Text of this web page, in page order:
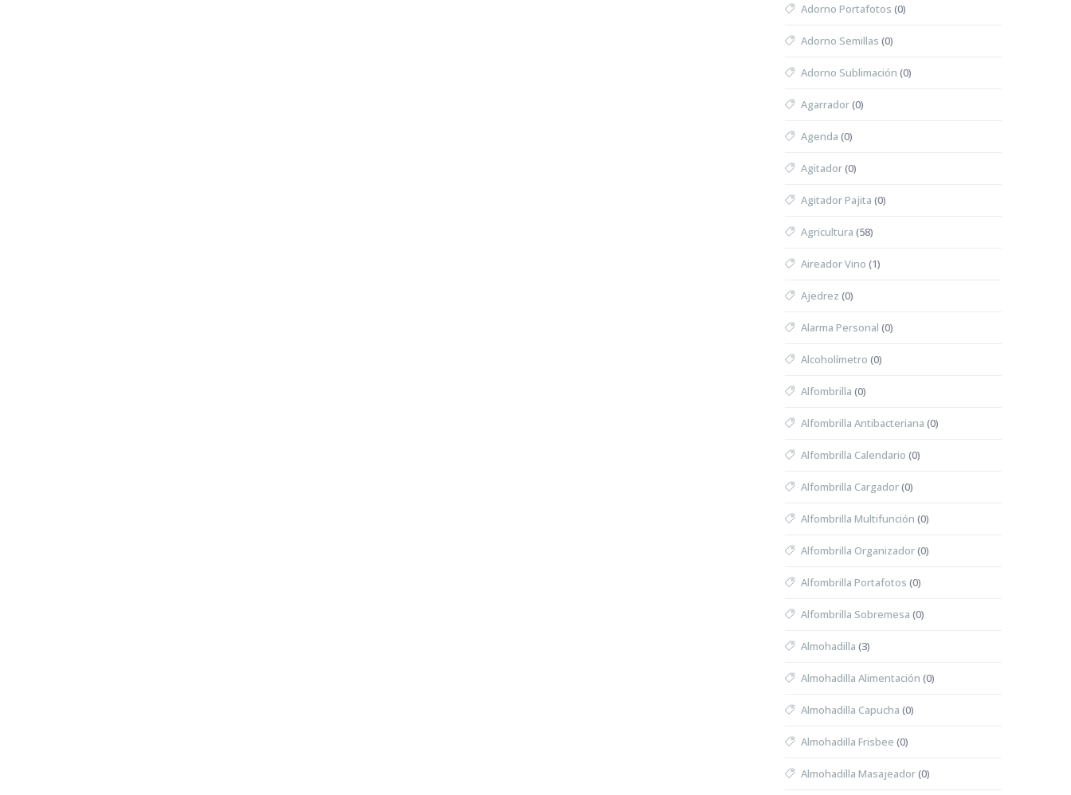
Adorno Portafotos (0)
Adorno Semillas (0)
Adorno Sublimación (0)
Agarrador(0)
Agenda (0)
Agitador(0)
Agitador Pajita (0)
Agricultura (58)
Aireador Vino (1)
Ajedrez (0)
Alarma Personal (0)
Alcoholímetro (0)
Alfombrilla (0)
Alfombrilla Antibacteriana (0)
Alfombrilla Calendario (0)
Alfombrilla Cargador(0)
Alfombrilla Multifunción (0)
Alfombrilla Organizador(0)
Alfombrilla Portafotos (0)
Alfombrilla Sobremesa (0)
Almohadilla (3)
Almohadilla Alimentación (0)
Almohadilla Capucha (0)
Almohadilla Frisbee (0)
Almohadilla Masajeador(0)